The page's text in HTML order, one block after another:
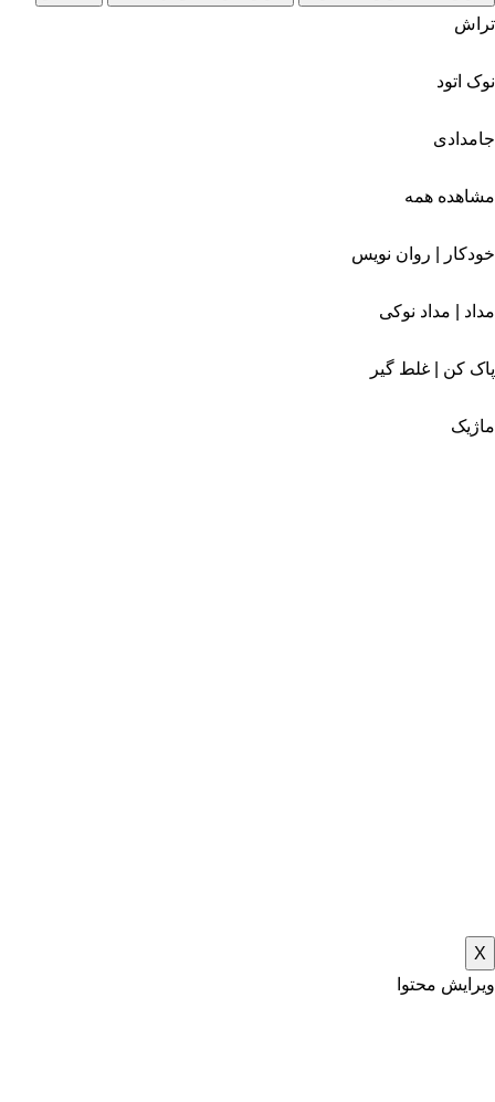
تراش
نوک اتود
جامدادی
مشاهده همه
خودکار | روان نویس
مداد | مداد نوکی
پاک کن | غلط گیر
ماژیک
X
ویرایش محتوا